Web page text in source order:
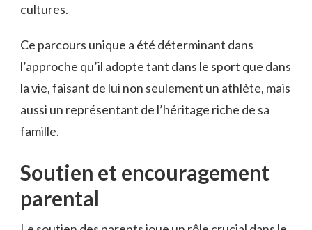
cultures.
Ce parcours unique a été déterminant dans
l’approche qu’il adopte tant dans le sport que dans
la vie, faisant de lui non seulement un athlète, mais
aussi un représentant de l’héritage riche de sa
famille.
Soutien et encouragement
parental